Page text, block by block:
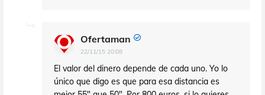
Ofertaman
22/11/15 20:08
El valor del dinero depende de cada uno. Yo lo
único que digo es que para esa distancia es